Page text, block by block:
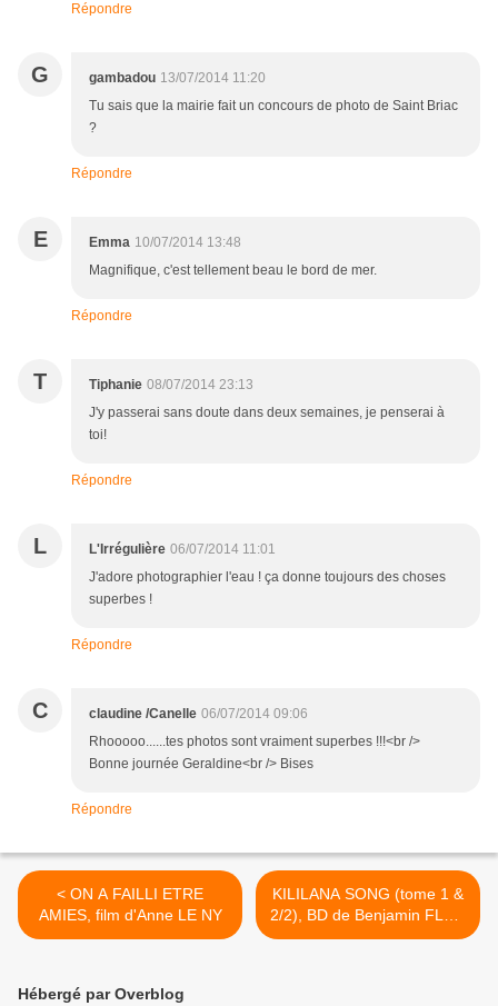
Répondre
G gambadou 13/07/2014 11:20
Tu sais que la mairie fait un concours de photo de Saint Briac
?
Répondre
E Emma 10/07/2014 13:48
Magnifique, c'est tellement beau le bord de mer.
Répondre
T Tiphanie 08/07/2014 23:13
J'y passerai sans doute dans deux semaines, je penserai à
toi!
Répondre
L L'Irrégulière 06/07/2014 11:01
J'adore photographier l'eau ! ça donne toujours des choses
superbes !
Répondre
C claudine /Canelle 06/07/2014 09:06
Rhooooo......tes photos sont vraiment superbes !!!<br />
Bonne journée Geraldine<br /> Bises
Répondre
< ON A FAILLI ETRE
AMIES, film d'Anne LE NY
KILILANA SONG (tome 1 &
2/2), BD de Benjamin FLAO
>
Hébergé par Overblog